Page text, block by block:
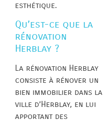
esthétique.
Qu’est-ce que la
rénovation
Herblay ?
La rénovation Herblay
consiste à rénover un
bien immobilier dans la
ville d’Herblay, en lui
apportant des